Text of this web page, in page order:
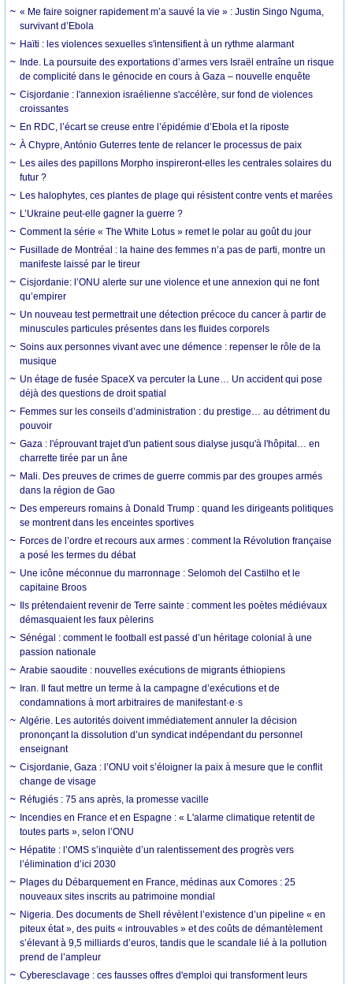
« Me faire soigner rapidement m’a sauvé la vie » : Justin Singo Nguma,
survivant d’Ebola
Haïti : les violences sexuelles s'intensifient à un rythme alarmant
Inde. La poursuite des exportations d’armes vers Israël entraîne un risque
de complicité dans le génocide en cours à Gaza – nouvelle enquête
Cisjordanie : l'annexion israélienne s'accélère, sur fond de violences
croissantes
En RDC, l’écart se creuse entre l’épidémie d’Ebola et la riposte
À Chypre, António Guterres tente de relancer le processus de paix
Les ailes des papillons Morpho inspireront-elles les centrales solaires du
futur ?
Les halophytes, ces plantes de plage qui résistent contre vents et marées
L’Ukraine peut-elle gagner la guerre ?
Comment la série « The White Lotus » remet le polar au goût du jour
Fusillade de Montréal : la haine des femmes n’a pas de parti, montre un
manifeste laissé par le tireur
Cisjordanie: l’ONU alerte sur une violence et une annexion qui ne font
qu’empirer
Un nouveau test permettrait une détection précoce du cancer à partir de
minuscules particules présentes dans les fluides corporels
Soins aux personnes vivant avec une démence : repenser le rôle de la
musique
Un étage de fusée SpaceX va percuter la Lune… Un accident qui pose
déjà des questions de droit spatial
Femmes sur les conseils d’administration : du prestige… au détriment du
pouvoir
Gaza : l'éprouvant trajet d'un patient sous dialyse jusqu'à l'hôpital… en
charrette tirée par un âne
Mali. Des preuves de crimes de guerre commis par des groupes armés
dans la région de Gao
Des empereurs romains à Donald Trump : quand les dirigeants politiques
se montrent dans les enceintes sportives
Forces de l’ordre et recours aux armes : comment la Révolution française
a posé les termes du débat
Une icône méconnue du marronnage : Selomoh del Castilho et le
capitaine Broos
Ils prétendaient revenir de Terre sainte : comment les poètes médiévaux
démasquaient les faux pèlerins
Sénégal : comment le football est passé d’un héritage colonial à une
passion nationale
Arabie saoudite : nouvelles exécutions de migrants éthiopiens
Iran. Il faut mettre un terme à la campagne d’exécutions et de
condamnations à mort arbitraires de manifestant·e·s
Algérie. Les autorités doivent immédiatement annuler la décision
prononçant la dissolution d’un syndicat indépendant du personnel
enseignant
Cisjordanie, Gaza : l’ONU voit s’éloigner la paix à mesure que le conflit
change de visage
Réfugiés : 75 ans après, la promesse vacille
Incendies en France et en Espagne : « L'alarme climatique retentit de
toutes parts », selon l’ONU
Hépatite : l’OMS s’inquiète d’un ralentissement des progrès vers
l’élimination d’ici 2030
Plages du Débarquement en France, médinas aux Comores : 25
nouveaux sites inscrits au patrimoine mondial
Nigeria. Des documents de Shell révèlent l’existence d’un pipeline « en
piteux état », des puits « introuvables » et des coûts de démantèlement
s’élevant à 9,5 milliards d’euros, tandis que le scandale lié à la pollution
prend de l’ampleur
Cyberesclavage : ces fausses offres d'emploi qui transforment leurs